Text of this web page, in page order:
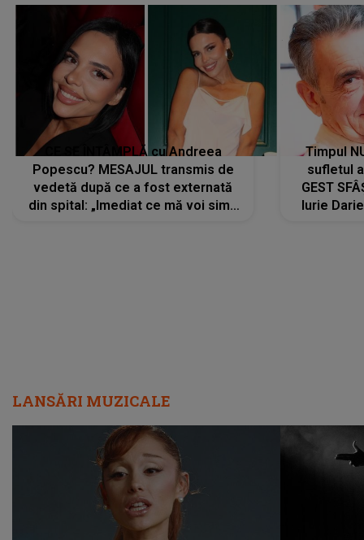
CE SE ÎNTÂMPLĂ cu Andreea
Popescu? MESAJUL transmis de
vedetă după ce a fost externată
din spital: „Imediat ce mă voi simți
Timpul
sufletul
GEST
Iurie
LANSĂRI MUZICALE